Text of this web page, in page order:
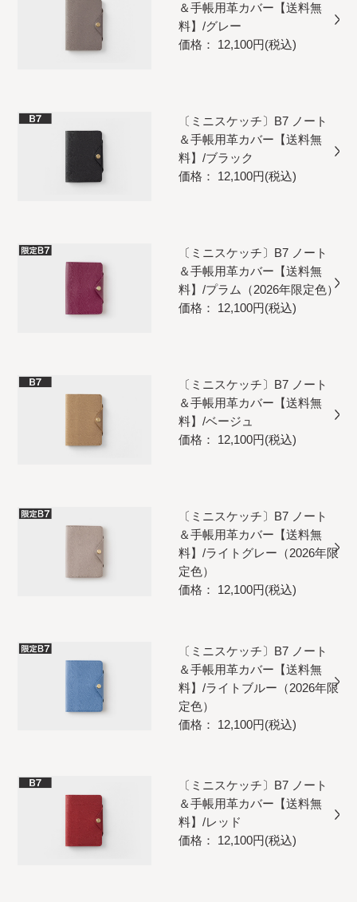
＆手帳用革カバー【送料無
料】/グレー
価格： 12,100円(税込)
〔ミニスケッチ〕B7 ノート
＆手帳用革カバー【送料無
料】/ブラック
価格： 12,100円(税込)
〔ミニスケッチ〕B7 ノート
＆手帳用革カバー【送料無
料】/プラム（2026年限定色）
価格： 12,100円(税込)
〔ミニスケッチ〕B7 ノート
＆手帳用革カバー【送料無
料】/ベージュ
価格： 12,100円(税込)
〔ミニスケッチ〕B7 ノート
＆手帳用革カバー【送料無
料】/ライトグレー（2026年限
定色）
価格： 12,100円(税込)
〔ミニスケッチ〕B7 ノート
＆手帳用革カバー【送料無
料】/ライトブルー（2026年限
定色）
価格： 12,100円(税込)
〔ミニスケッチ〕B7 ノート
＆手帳用革カバー【送料無
料】/レッド
価格： 12,100円(税込)